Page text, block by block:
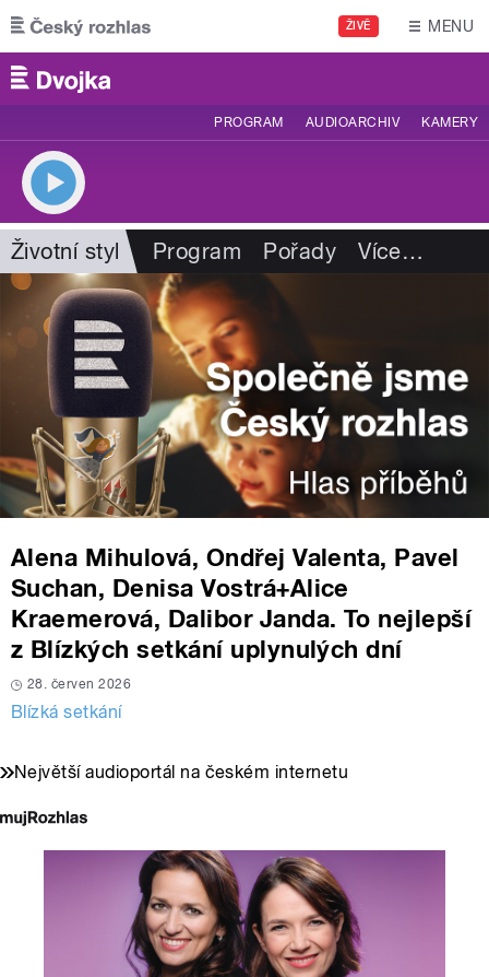
Přejít k hlavnímu obsahu
ŽIVĚ MENU
PROGRAM AUDIOARCHIV KAMERY
Životní styl Program Pořady Více…
Alena Mihulová, Ondřej Valenta, Pavel
Suchan, Denisa Vostrá+Alice
Kraemerová, Dalibor Janda. To nejlepší
z Blízkých setkání uplynulých dní
28. červen 2026
Blízká setkání
Největší audioportál na českém internetu